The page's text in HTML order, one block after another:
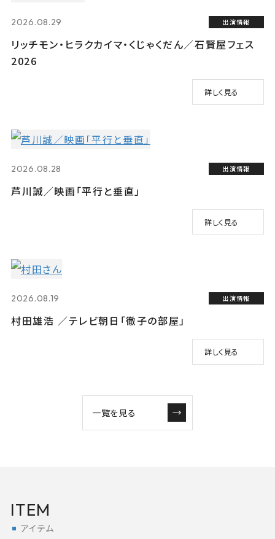
2026.08.29 出演情報
リッチモン・ヒラクカイマ・くじゃくだん／石賢屋フェス
2026
詳しく見る
2026.08.28 出演情報
芦川誠／映画「平行と垂直」
詳しく見る
2026.08.19 出演情報
村田雄浩 ／テレビ朝日「徹子の部屋」
詳しく見る
一覧を見る
ITEM
アイテム